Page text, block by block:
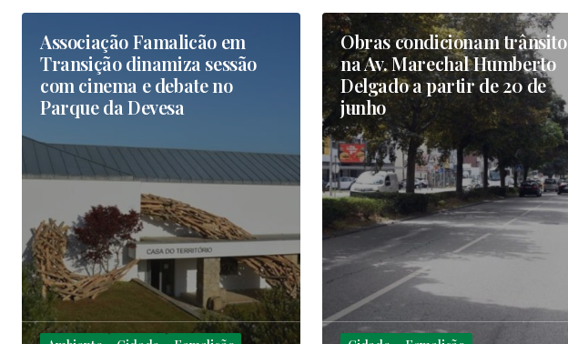
Associação Famalicão em
Transição dinamiza sessão
com cinema e debate no
Parque da Devesa
Obras condicionam trânsito
na Av. Marechal Humberto
Delgado a partir de 20 de
junho